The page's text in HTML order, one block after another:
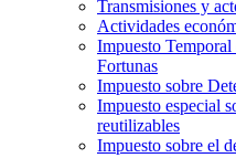
Transmisiones y
Actividades
Impuesto
Fortunas
Impuesto sobre
Impuesto especial
reutilizables
Impuesto sobre el